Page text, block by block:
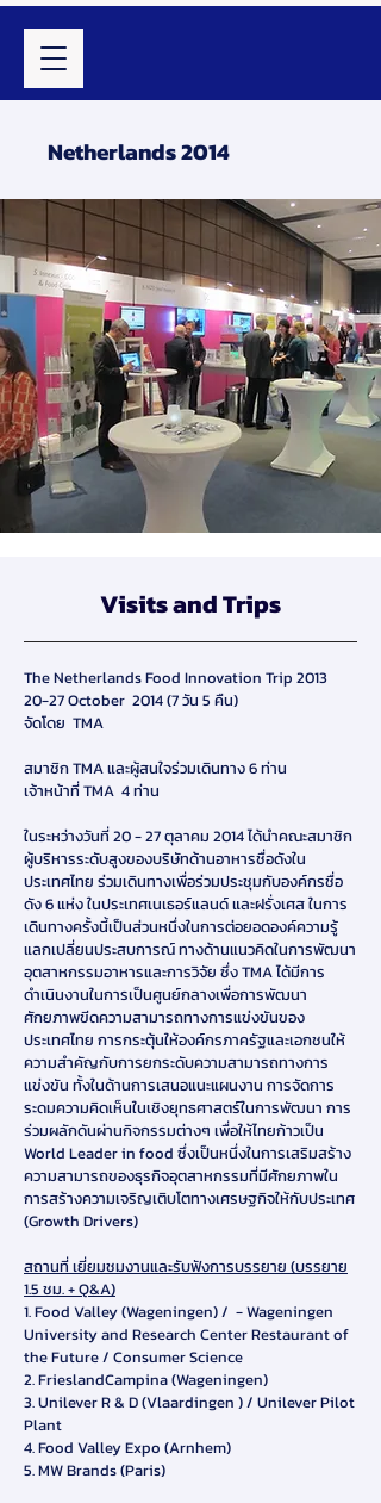
Netherlands 2014
Visits and Trips
The Netherlands Food Innovation Trip 2013
20-27 October 2014 (7 วัน 5 คืน)
จัดโดย TMA
สมาชิก TMA และผู้สนใจร่วมเดินทาง 6 ท่าน
เจ้าหน้าที่ TMA 4 ท่าน
ในระหว่างวันที่ 20 - 27 ตุลาคม 2014 ได้นำคณะสมาชิก
ผู้บริหารระดับสูงของบริษัทด้านอาหารชื่อดังใน
ประเทศไทย ร่วมเดินทางเพื่อร่วมประชุมกับองค์กรชื่อ
ดัง 6 แห่ง ในประเทศเนเธอร์แลนด์ และฝรั่งเศส ในการ
เดินทางครั้งนี้เป็นส่วนหนึ่งในการต่อยอดองค์ความรู้
แลกเปลี่ยนประสบการณ์ ทางด้านแนวคิดในการพัฒนา
อุตสาหกรรมอาหารและการวิจัย ซึ่ง TMA ได้มีการ
ดำเนินงานในการเป็นศูนย์กลางเพื่อการพัฒนา
ศักยภาพขีดความสามารถทางการแข่งขันของ
ประเทศไทย การกระตุ้นให้องค์กรภาครัฐและเอกชนให้
ความสำคัญกับการยกระดับความสามารถทางการ
แข่งขัน ทั้งในด้านการเสนอแนะแผนงาน การจัดการ
ระดมความคิดเห็นในเชิงยุทธศาสตร์ในการพัฒนา การ
ร่วมผลักดันผ่านกิจกรรมต่างๆ เพื่อให้ไทยก้าวเป็น
World Leader in food ซึ่งเป็นหนึ่งในการเสริมสร้าง
ความสามารถของธุรกิจอุตสาหกรรมที่มีศักยภาพใน
การสร้างความเจริญเติบโตทางเศรษฐกิจให้กับประเทศ
(Growth Drivers)
สถานที่ เยี่ยมชมงานและรับฟังการบรรยาย (บรรยาย
1.5 ชม. + Q&A)
1. Food Valley (Wageningen) / - Wageningen
University and Research Center Restaurant of
the Future / Consumer Science
2. FrieslandCampina (Wageningen)
3. Unilever R & D (Vlaardingen ) / Unilever Pilot
Plant
4. Food Valley Expo (Arnhem)
5. MW Brands (Paris)